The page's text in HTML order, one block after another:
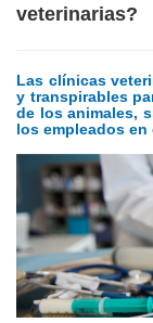
veterinarias?
Las clínicas
y transpirables
de los animales,
los empleados en